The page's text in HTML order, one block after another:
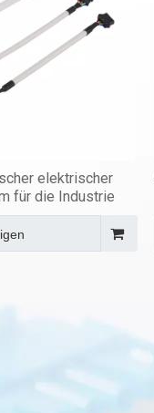
elektrischer
für die Industrie